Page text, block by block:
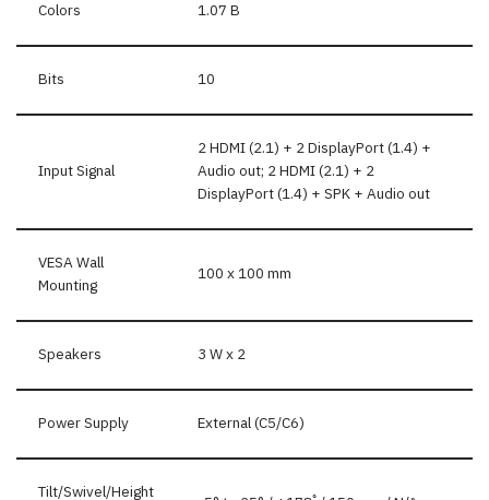
Colors 1.07 B
Bits 10
Input Signal
2 HDMI (2.1) + 2 DisplayPort (1.4) +
Audio out; 2 HDMI (2.1) + 2
DisplayPort (1.4) + SPK + Audio out
VESA Wall
Mounting
100 x 100 mm
Speakers 3 W x 2
Power Supply External (C5/C6)
Tilt/Swivel/Height